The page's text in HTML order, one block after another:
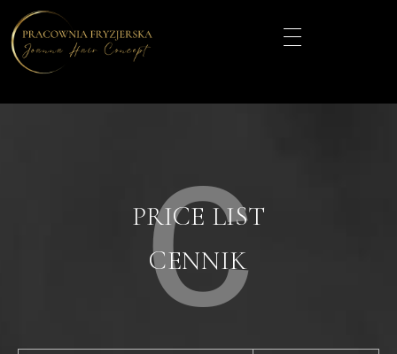
c
PRICE LIST
CENNIK